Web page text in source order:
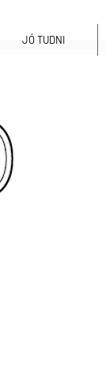
JÓ TUDNI